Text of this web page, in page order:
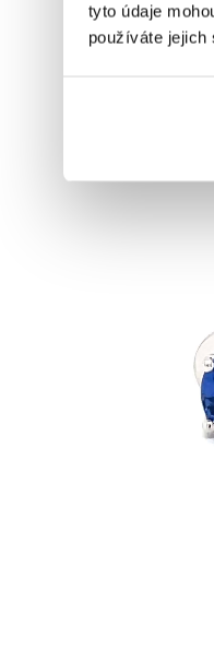
tyto údaje
používáte jejich